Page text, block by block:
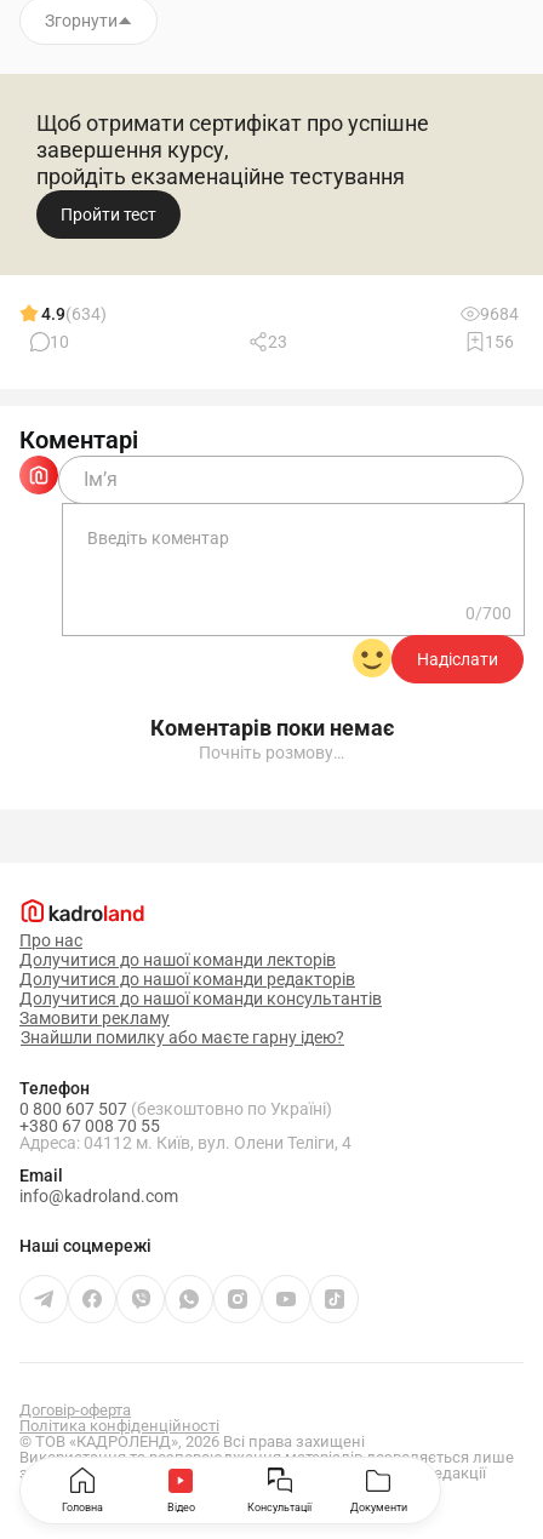
Згорнути
Щоб отримати сертифікат про успішне
завершення курсу,
пройдіть екзаменаційне тестування
Пройти тест
4.9(634)
9684
10
23 156
Коментарі
0/700
Надіслати
Коментарів поки немає
Почніть розмову…
Про нас
Долучитися до нашої команди лекторів
Долучитися до нашої команди редакторів
Долучитися до нашої команди консультантів
Замовити рекламу
Знайшли помилку або маєте гарну ідею?
Телефон
0 800 607 507 (безкоштовно по Україні)
+380 67 008 70 55
Адреса: 04112 м. Київ, вул. Олени Теліги, 4
Email
info@kadroland.com
Наші соцмережі
Договір-оферта
Політика конфіденційності
© ТОВ «КАДРОЛЕНД», 2026 Всі права захищені
Використання та розповсюдження матеріалів дозволяється лише
за умови отримання попередньої письмової згоди від редакції
kadroland.com
Головна Відео Консультації Документи